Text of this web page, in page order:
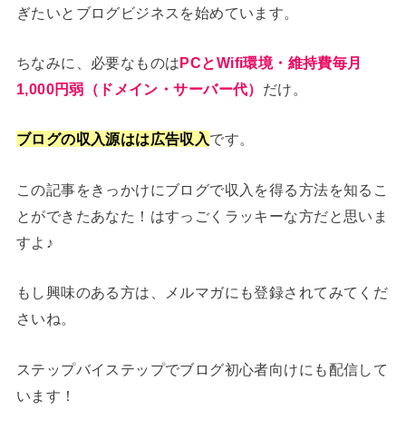
ぎたいとブログビジネスを始めています。
ちなみに、必要なものはPCとWifi環境・維持費毎月
1,000円弱（ドメイン・サーバー代） だけ。
ブログの収入源はは広告収入です。
この記事をきっかけにブログで収入を得る方法を知るこ
とができたあなた！はすっごくラッキーな方だと思いま
すよ♪
もし興味のある方は、メルマガにも登録されてみてくだ
さいね。
ステップバイステップでブログ初心者向けにも配信して
います！